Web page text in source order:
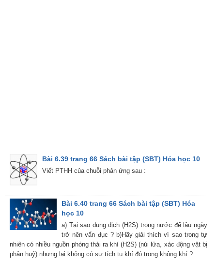
Bài 6.39 trang 66 Sách bài tập (SBT) Hóa học 10
Viết PTHH của chuỗi phản ứng sau :
Bài 6.40 trang 66 Sách bài tập (SBT) Hóa
học 10
a) Tại sao dung dịch (H2S) trong nước để lâu ngày
trở nên vẩn đục ? b)Hãy giải thích vì sao trong tự
nhiên có nhiều nguồn phóng thải ra khí (H2S) (núi lửa, xác động vật bị
phân huỷ) nhưng lại không có sự tích tụ khí đó trong không khí ?